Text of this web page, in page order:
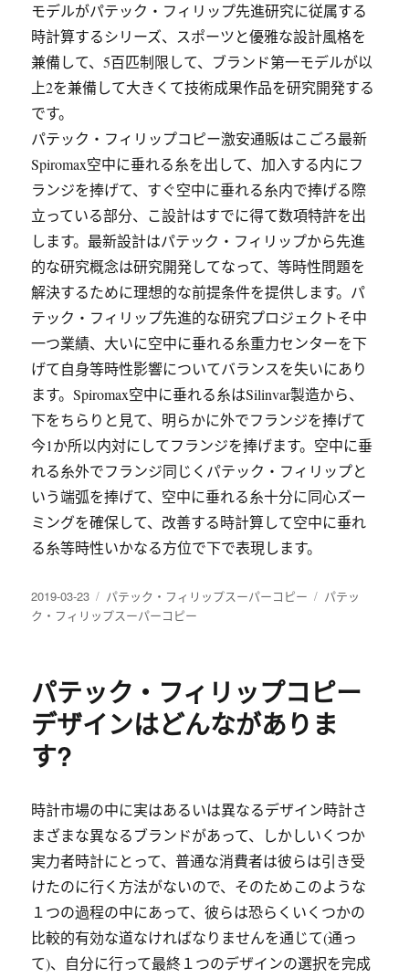
モデルがパテック・フィリップ先進研究に従属する
時計算するシリーズ、スポーツと優雅な設計風格を
兼備して、5百匹制限して、ブランド第一モデルが以
上2を兼備して大きくて技術成果作品を研究開発する
です。
パテック・フィリップコピー激安通販はこごろ最新
Spiromax空中に垂れる糸を出して、加入する内にフ
ランジを捧げて、すぐ空中に垂れる糸内で捧げる際
立っている部分、こ設計はすでに得て数項特許を出
します。最新設計はパテック・フィリップから先進
的な研究概念は研究開発してなって、等時性問題を
解決するために理想的な前提条件を提供します。パ
テック・フィリップ先進的な研究プロジェクトそ中
一つ業績、大いに空中に垂れる糸重力センターを下
げて自身等時性影響についてバランスを失いにあり
ます。Spiromax空中に垂れる糸はSilinvar製造から、
下をちらりと見て、明らかに外でフランジを捧げて
今1か所以内対にしてフランジを捧げます。空中に垂
れる糸外でフランジ同じくパテック・フィリップと
いう端弧を捧げて、空中に垂れる糸十分に同心ズー
ミングを確保して、改善する時計算して空中に垂れ
る糸等時性いかなる方位で下で表現します。
发
布
2019-03-23
分
类
パテック・フィリップスーパーコピー
标
パテッ
ク・フィリップスーパーコピー
パテック・フィリップコピー
デザインはどんながありま
す?
時計市場の中に実はあるいは異なるデザイン時計さ
まざまな異なるブランドがあって、しかしいくつか
実力者時計にとって、普通な消費者は彼らは引き受
けたのに行く方法がないので、そのためこのような
１つの過程の中にあって、彼らは恐らくいくつかの
比較的有効な道なければなりませんを通じて(通っ
て)、自分に行って最終１つのデザインの選択を完成